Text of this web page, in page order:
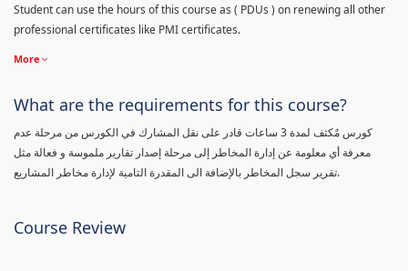
Student can use the hours of this course as ( PDUs ) on renewing all other
professional certificates like PMI certificates.
More
What are the requirements for this course?
كورس مٌكثف لمدة 3 ساعات قادر على نقل المشارك في الكورس من مرحلة عدم
معرفة أي معلومة عن إدارة المخاطر إلى مرحلة إصدار تقارير ملموسة و فعالة مثل
تقرير سجل المخاطر بالإضافة الى المقدرة التامية لإدارة مخاطر المشاريع.
Course Review